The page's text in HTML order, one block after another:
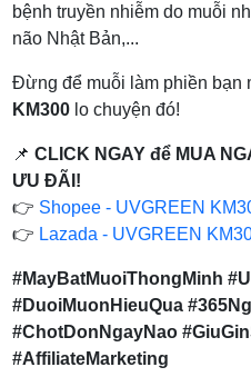
bệnh truyền nhiễm do muỗi
não Nhật Bản,...
Đừng để muỗi làm phiền bạn
KM300 lo chuyện đó!
📌CLICK NGAY để MUA
ƯU ĐÃI!
👉 Shopee - UVGREEN
👉 Lazada - UVGREEN
#MayBatMuoiThongMinh
#DuoiMuonHieuQua
#ChotDonNgayNao
#AffiliateMarketing